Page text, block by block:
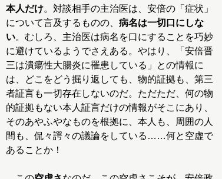
本人だけ。対談相手の主治医は、安倍の「症状」
について言及するものの、 病名は一切口にしな
い。むしろ、主治医は病名を口にすることを巧妙
に避けているようでさえある。やはり、「安倍晋
三は潰瘍性大腸炎に罹患している」との情報に
は、どこをどう掘り返しても、物的証拠も、第三
者証言も一切存在しないのだ。ただただ、何の物
的証拠もない本人証言だけの情報がそこにあり、
そのあやふやなものを根拠に、本人も、周囲の人
間も、侃々諤々の議論をしている……何と空虚で
あることか！